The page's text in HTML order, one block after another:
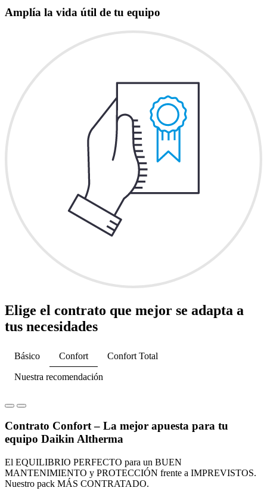
Amplía la vida útil de tu equipo
Elige el contrato que mejor se adapta a
tus necesidades
Básico Confort Confort Total
Nuestra recomendación
Contrato Confort – La mejor apuesta para tu
equipo Daikin Altherma
El EQUILIBRIO PERFECTO para un BUEN
MANTENIMIENTO y PROTECCIÓN frente a IMPREVISTOS.
Nuestro pack MÁS CONTRATADO.